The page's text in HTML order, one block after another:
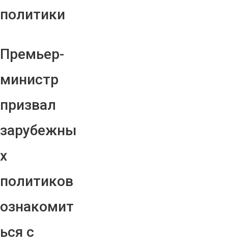
политики
Премьер-
министр
призвал
зарубежны
х
политиков
ознакомит
ься с